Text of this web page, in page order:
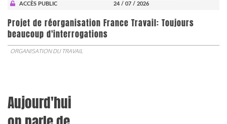
ACCÈS PUBLIC
24 / 07 / 2026
Projet de réorganisation France Travail: Toujours
beaucoup d'interrogations
ORGANISATION DU TRAVAIL
Aujourd'hui